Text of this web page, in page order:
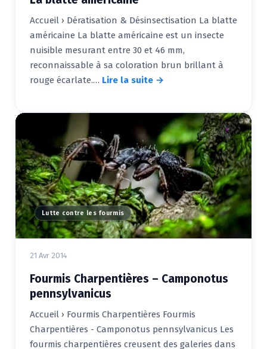
Accueil › Dératisation & Désinsectisation La blatte
américaine La blatte américaine est un insecte
nuisible mesurant entre 30 et 46 mm,
reconnaissable à sa coloration brun brillant à
rouge écarlate.… Lire la suite →
Lutte contre les fourmis
21 Avr 2014
Fourmis Charpentières – Camponotus
pennsylvanicus
Accueil › Fourmis Charpentières Fourmis
Charpentières - Camponotus pennsylvanicus Les
fourmis charpentières creusent des galeries dans